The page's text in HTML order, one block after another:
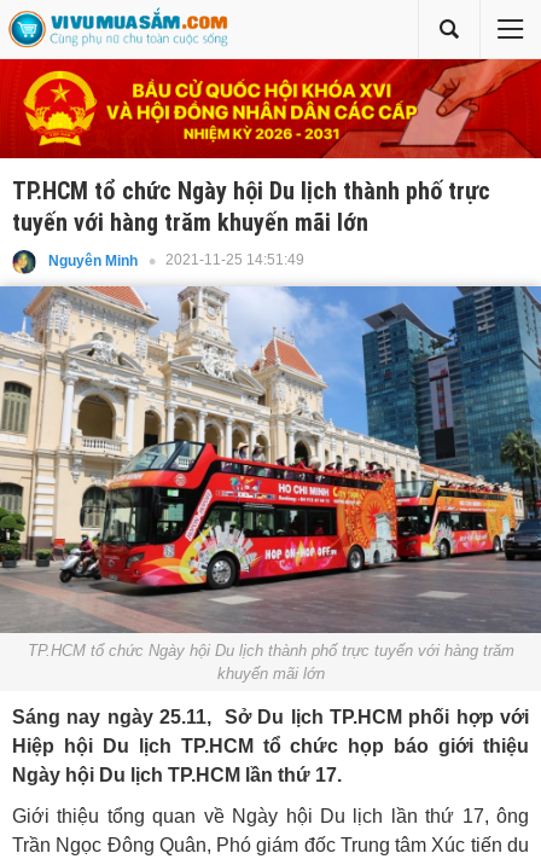
TP.HCM tổ chức Ngày hội Du lịch thành phố trực
tuyến với hàng trăm khuyến mãi lớn
Nguyên Minh 2021-11-25 14:51:49
TP.HCM tổ chức Ngày hội Du lịch thành phố trực tuyến với hàng trăm
khuyến mãi lớn
Sáng nay ngày 25.11, Sở Du lịch TP.HCM phối hợp với
Hiệp hội Du lịch TP.HCM tổ chức họp báo giới thiệu
Ngày hội Du lịch TP.HCM lần thứ 17.
Giới thiệu tổng quan về Ngày hội Du lịch lần thứ 17, ông
Trần Ngọc Đông Quân, Phó giám đốc Trung tâm Xúc tiến du